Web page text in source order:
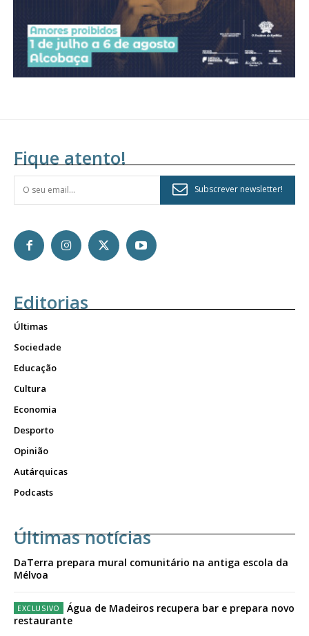
Fique atento!
Subscrever newsletter!
Editorias
Últimas
Sociedade
Educação
Cultura
Economia
Desporto
Opinião
Autárquicas
Podcasts
Últimas notícias
DaTerra prepara mural comunitário na antiga escola da
Mélvoa
Água de Madeiros recupera bar e prepara novo
restaurante